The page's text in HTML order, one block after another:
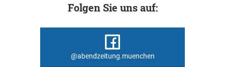
Folgen Sie uns auf:
@abendzeitung.muenchen